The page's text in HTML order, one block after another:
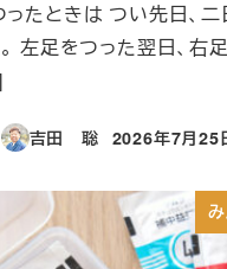
たときは つい先日、
左足をつった翌日、右
吉田 聡
投稿日
2026年7月25